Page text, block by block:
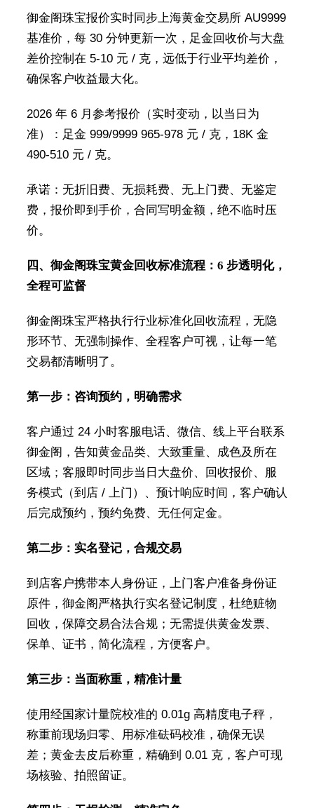
御金阁珠宝报价实时同步上海黄金交易所 AU9999
基准价，每 30 分钟更新一次，足金回收价与大盘
差价控制在 5-10 元 / 克，远低于行业平均差价，
确保客户收益最大化。
2026 年 6 月参考报价（实时变动，以当日为
准）：足金 999/9999 965-978 元 / 克，18K 金
490-510 元 / 克。
承诺：无折旧费、无损耗费、无上门费、无鉴定
费，报价即到手价，合同写明金额，绝不临时压
价。
四、御金阁珠宝黄金回收标准流程：6 步透明化，
全程可监督
御金阁珠宝严格执行行业标准化回收流程，无隐
形环节、无强制操作、全程客户可视，让每一笔
交易都清晰明了。
第一步：咨询预约，明确需求
客户通过 24 小时客服电话、微信、线上平台联系
御金阁，告知黄金品类、大致重量、成色及所在
区域；客服即时同步当日大盘价、回收报价、服
务模式（到店 / 上门）、预计响应时间，客户确认
后完成预约，预约免费、无任何定金。
第二步：实名登记，合规交易
到店客户携带本人身份证，上门客户准备身份证
原件，御金阁严格执行实名登记制度，杜绝赃物
回收，保障交易合法合规；无需提供黄金发票、
保单、证书，简化流程，方便客户。
第三步：当面称重，精准计量
使用经国家计量院校准的 0.01g 高精度电子秤，
称重前现场归零、用标准砝码校准，确保无误
差；黄金去皮后称重，精确到 0.01 克，客户可现
场核验、拍照留证。